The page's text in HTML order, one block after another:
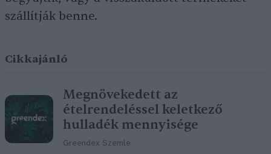
szállítják benne.
Cikkajánló
Megnövekedett az
ételrendeléssel keletkező
hulladék mennyisége
Greendex Szemle